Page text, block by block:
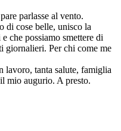
parlasse al vento.
di cose belle, unisco la
che possiamo smettere di
giornalieri. Per chi come me
lavoro, tanta salute, famiglia
mio augurio. A presto.